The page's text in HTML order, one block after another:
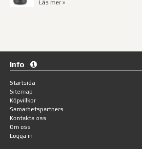
Läs mer »
Info
Startsida
Sitemap
Köpvillkor
Samarbetspartners
Kontakta oss
Om oss
Logga in